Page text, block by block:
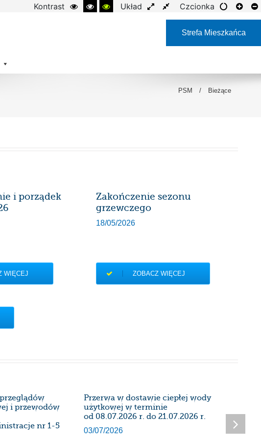
Kontrast Układ Czcionka
Strefa Mieszkańca
PSM / Bieżące
i porządek
WIĘCEJ
Zakończenie sezonu
grzewczego
18/05/2026
ZOBACZ WIĘCEJ
i przewodów
nr 1-5
Przerwa w dostawie ciepłej wody
użytkowej w terminie
od 08.07.2026 r. do 21.07.2026 r.
03/07/2026